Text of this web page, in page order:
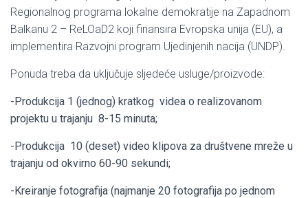
Regionalnog programa lokalne demokratije na Zapadnom
Balkanu 2 – ReLOaD2 koji finansira Evropska unija (EU), a
implementira Razvojni program Ujedinjenih nacija (UNDP).
Ponuda treba da uključuje sljedeće usluge/proizvode:
-Produkcija 1 (jednog) kratkog videa o realizovanom
projektu u trajanju 8-15 minuta;
-Produkcija 10 (deset) video klipova za društvene mreže u
trajanju od okvirno 60-90 sekundi;
-Kreiranje fotografija (najmanje 20 fotografija po jednom